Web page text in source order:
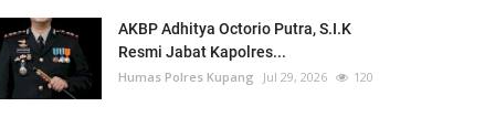
AKBP Adhitya Octorio Putra, S.I.K
Resmi Jabat Kapolres...
Humas Polres Kupang Jul 29, 2026 120